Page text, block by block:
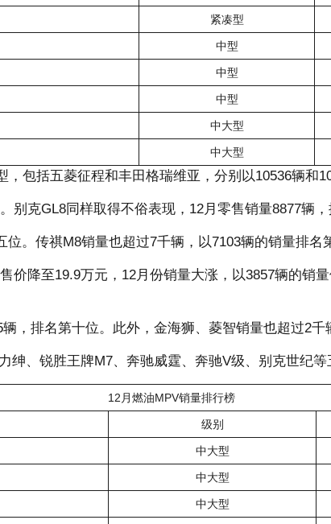
紧凑型
中型
中型
中型
中大型
中大型
包括五菱征程和丰田格瑞维亚，分别以10536辆和
克GL8同样取得不俗表现，12月零售销量8877辆
。传祺M8销量也超过7千辆，以7103辆的销量排名
降至19.9万元，12月份销量大涨，以3857辆的销
，排名第十位。此外，金海狮、菱智销量也超过2千
、锐胜王牌M7、奔驰威霆、奔驰V级、别克世纪等
12月燃油MPV销量排行榜
级别
中大型
中大型
中大型